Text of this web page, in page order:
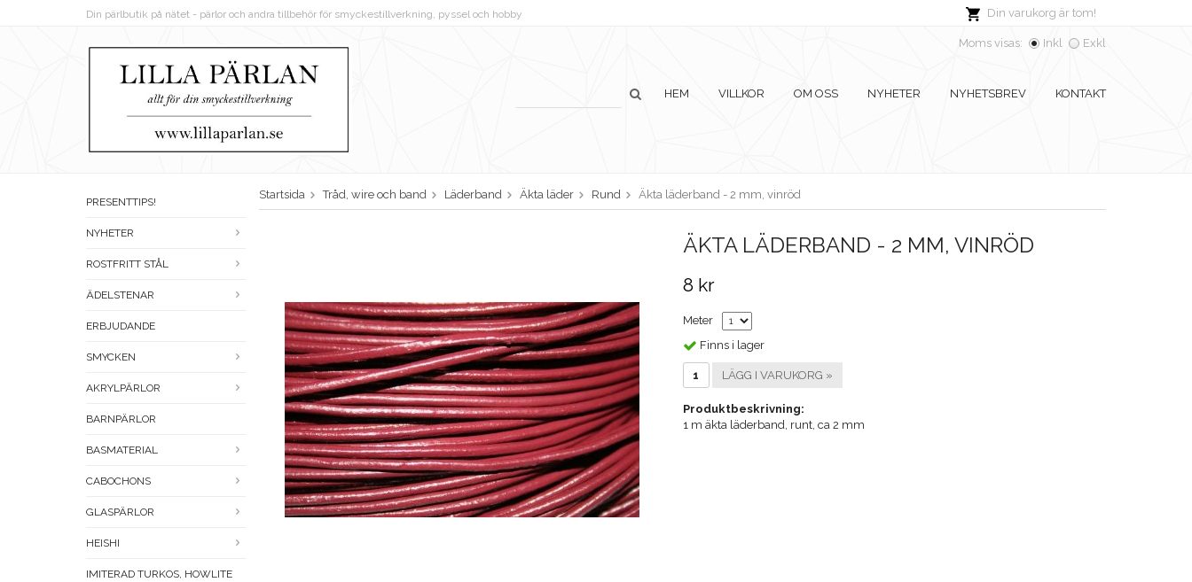
Din varukorg är tom!
Din pärlbutik på nätet - pärlor och andra tillbehör för smyckestillverkning, pyssel och hobby
Moms visas: Inkl Exkl
HEM VILLKOR OM OSS NYHETER NYHETSBREV KONTAKT
PRESENTTIPS!
NYHETER
ROSTFRITT STÅL
ÄDELSTENAR
ERBJUDANDE
SMYCKEN
AKRYLPÄRLOR
BARNPÄRLOR
BASMATERIAL
CABOCHONS
GLASPÄRLOR
HEISHI
IMITERAD TURKOS, HOWLITE
Startsida Tråd, wire och band Läderband Äkta läder Rund Äkta läderband - 2 mm, vinröd
ÄKTA LÄDERBAND - 2 MM, VINRÖD
8 kr
Meter
Finns i lager
LÄGG I VARUKORG »
Produktbeskrivning:
1 m äkta läderband, runt, ca 2 mm